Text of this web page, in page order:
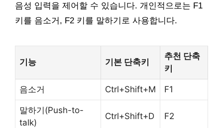
음성 입력을 제어할 수 있습니다. 개인적으로는 F1
키를 음소거, F2 키를 말하기로 사용합니다.
기능 기본 단축키
추천 단축
키
음소거 Ctrl+Shift+M F1
말하기(Push-to-
talk)
Ctrl+Shift+D F2